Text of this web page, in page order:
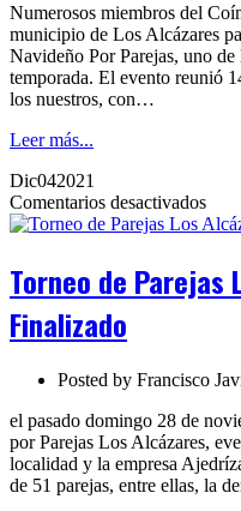
Numerosos miembros del
municipio de Los Alcázares
Navideño Por Parejas, uno
temporada. El evento reunió
los nuestros, con…
Leer más...
Dic042021
Comentarios desactivadosen
Los
Torneo de Parejas
Finalizado
Posted by Francisco
el pasado domingo 28 de
por Parejas Los Alcázares,
localidad y la empresa
de 51 parejas, entre ellas, la